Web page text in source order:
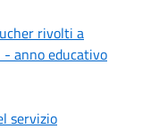
rivolti a
anno educativo
servizio